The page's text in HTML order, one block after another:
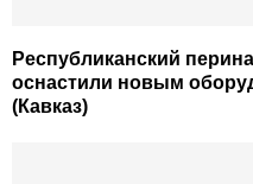
Республиканский
оснастили новым
(Кавказ)